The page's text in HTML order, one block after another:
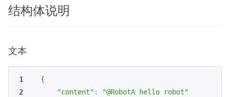
结构体说明
文本
{
"content" :
"@RobotA hello robot"